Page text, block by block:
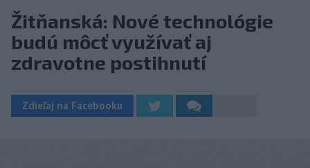
Žitňanská: Nové technológie
budú môcť využívať aj
zdravotne postihnutí
Zdieľaj na Facebooku